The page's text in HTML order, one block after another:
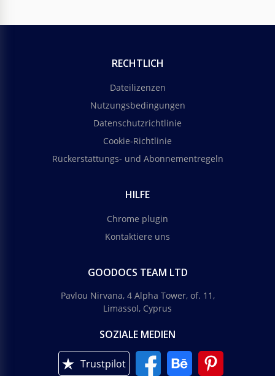
RECHTLICH
Dateilizenzen
Nutzungsbedingungen
Datenschutzrichtlinie
Cookie-Richtlinie
Rückerstattungs- und Abonnementregeln
HILFE
Chrome plugin
Kontaktiere uns
GOODOCS TEAM LTD
Pavlou Nirvana, 4 Alpha Tower, of. 11,
Limassol, Cyprus
SOZIALE MEDIEN
Trustpilot